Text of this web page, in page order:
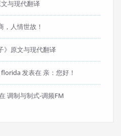
文与现代翻译
，人情世故！
》原文与现代翻译
florida发表在 亲：您好！
调制与制式-调频FM